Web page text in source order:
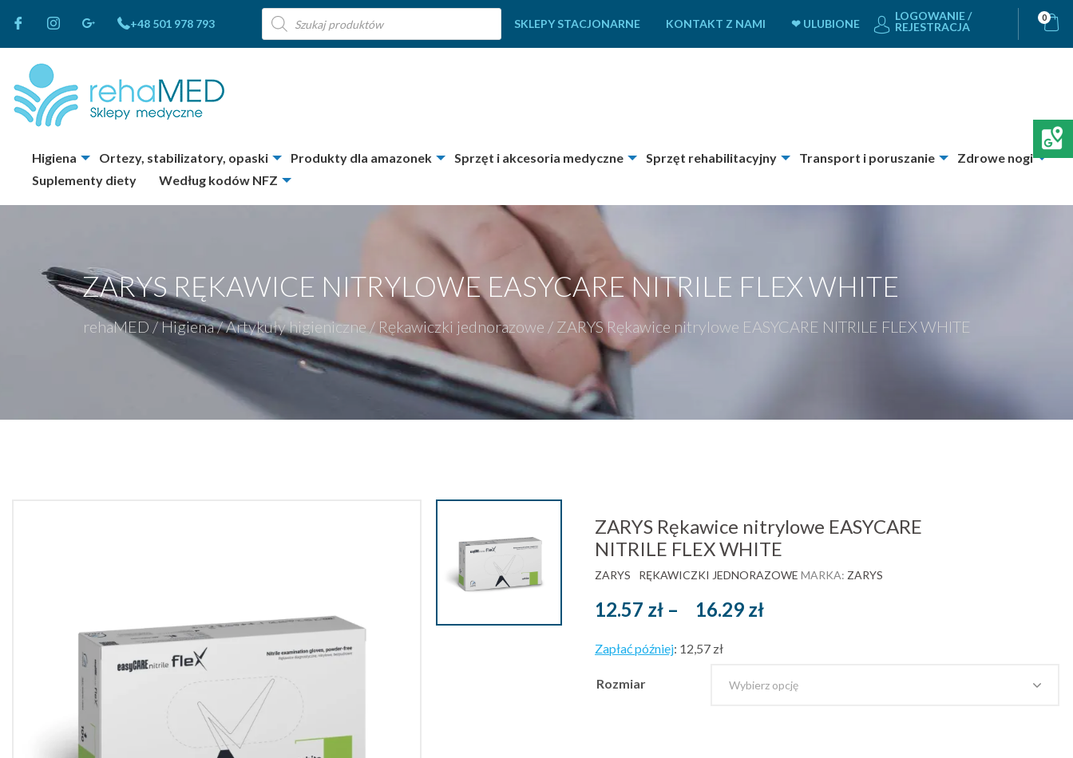
+48 501 978 793
Wyszukiwarka
produktów
SKLEPY STACJONARNE KONTAKT Z NAMI ❤ ULUBIONE
LOGOWANIE /
REJESTRACJA
0
Higiena Ortezy, stabilizatory, opaski Produkty dla amazonek Sprzęt i akcesoria medyczne Sprzęt rehabilitacyjny Transport i poruszanie
Zdrowe nogi
Suplementy diety
Według kodów NFZ
ZARYS RĘKAWICE NITRYLOWE EASYCARE NITRILE FLEX WHITE
rehaMED /Higiena/Artykuły higieniczne / Rękawiczki jednorazowe / ZARYS Rękawice nitrylowe EASYCARE NITRILE FLEX WHITE
ZARYS Rękawice nitrylowe EASYCARE
NITRILE FLEX WHITE
ZARYS RĘKAWICZKI JEDNORAZOWE MARKA: ZARYS
12.57 zł – 16.29 złZakres
12.57 zł
Zapłać później: 12,57 zł
Rozmiar